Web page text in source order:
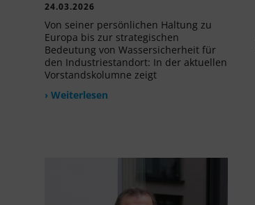
24.03.2026
Von seiner persönlichen Haltung zu
Europa bis zur strategischen
Bedeutung von Wassersicherheit für
den Industriestandort: In der aktuellen
Vorstandskolumne zeigt
› Weiterlesen